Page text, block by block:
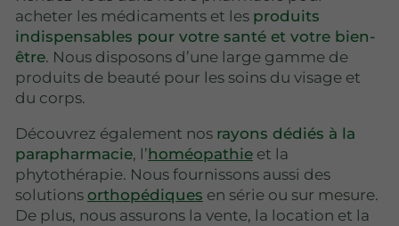
acheter les médicaments et les produits
indispensables pour votre santé et votre bien-
être. Nous disposons d’une large gamme de
produits de beauté pour les soins du visage et
du corps.
Découvrez également nos rayons dédiés à la
parapharmacie, l’homéopathie et la
phytothérapie. Nous fournissons aussi des
solutions orthopédiques en série ou sur mesure.
De plus, nous assurons la vente, la location et la